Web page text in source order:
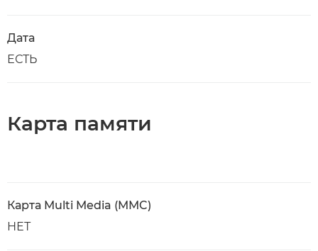
Дата
ЕСТЬ
Карта памяти
Карта Multi Media (MMC)
НЕТ